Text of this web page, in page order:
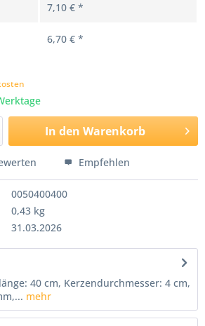
7,10 € *
6,70 € *
In den Warenkorb
Empfehlen
0050400400
0,43 kg
31.03.2026
40 cm, Kerzendurchmesser: 4 cm,
mehr